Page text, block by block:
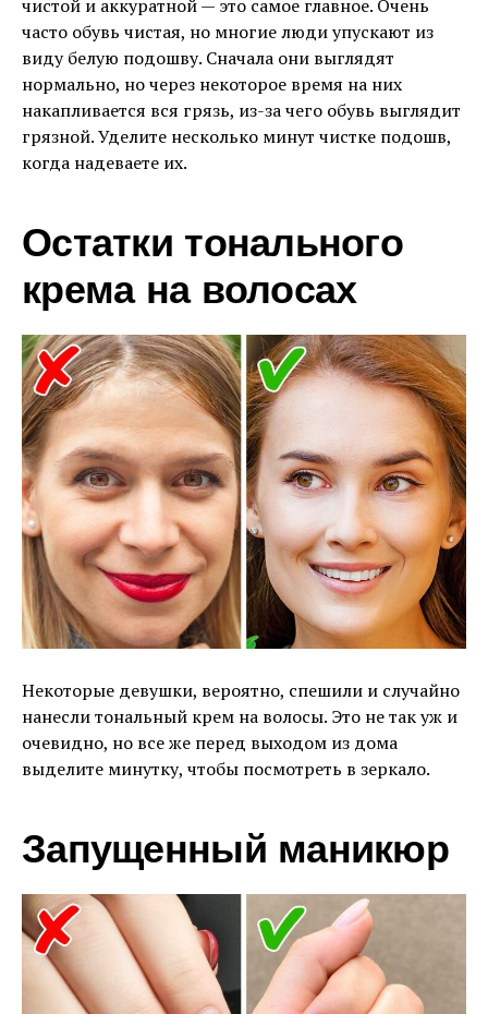
чистой и аккуратной — это самое главное. Очень
часто обувь чистая, но многие люди упускают из
виду белую подошву. Сначала они выглядят
нормально, но через некоторое время на них
накапливается вся грязь, из-за чего обувь выглядит
грязной. Уделите несколько минут чистке подошв,
когда надеваете их.
Остатки тонального
крема на волосах
Некоторые девушки, вероятно, спешили и случайно
нанесли тональный крем на волосы. Это не так уж и
очевидно, но все же перед выходом из дома
выделите минутку, чтобы посмотреть в зеркало.
Запущенный маникюр